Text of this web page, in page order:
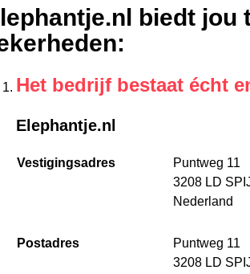
biedt jou
:
Het bedrijf bestaat écht
Elephantje.nl
Vestigingsadres
Puntweg 11
3208 LD
Nederland
Postadres
Puntweg 11
3208 LD